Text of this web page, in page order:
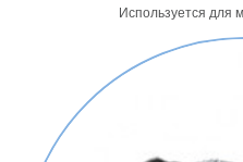
Используется для